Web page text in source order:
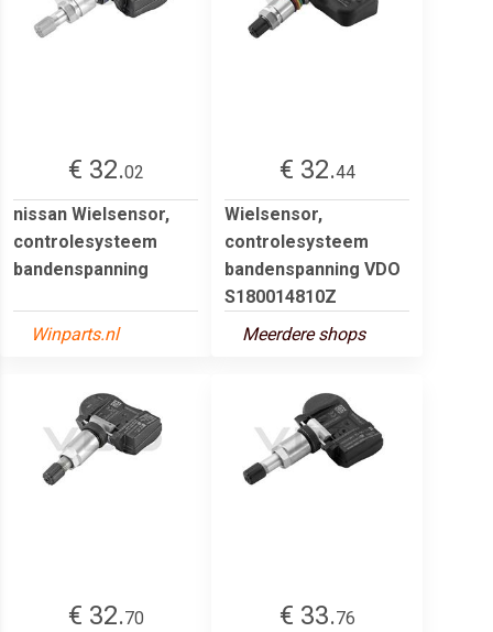
€ 32.02
nissan Wielsensor,
controlesysteem
bandenspanning
Winparts.nl
€ 32.44
Wielsensor,
controlesysteem
bandenspanning VDO
S180014810Z
Meerdere shops
€ 32.70
€ 33.76